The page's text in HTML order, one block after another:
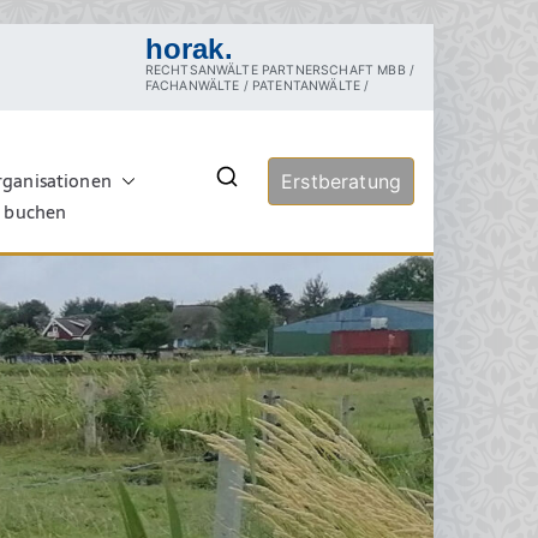
horak.
RECHTSANWÄLTE PARTNERSCHAFT MBB /
FACHANWÄLTE / PATENTANWÄLTE /
Tierschutzrecht,
Sachverständige,
Erstberatung